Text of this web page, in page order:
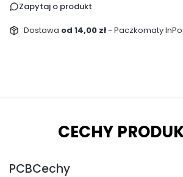
Zapytaj o produkt
Dostawa od 14,00 zł- Paczkomaty
CECHY
PCBCechy